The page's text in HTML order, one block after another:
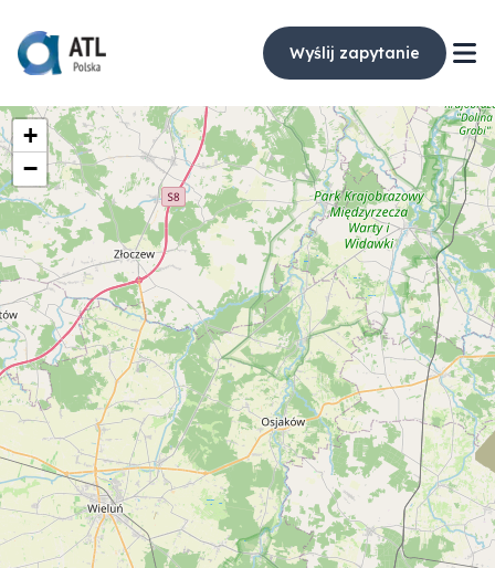
Wyślij zapytanie
+
−